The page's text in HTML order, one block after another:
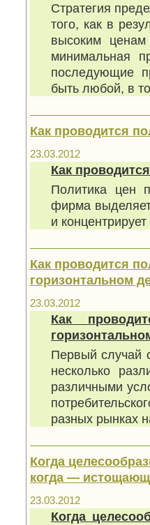
Стратегия
того, как в
высоким ценам
минимальная
последующие
быть любой, в
Как проводится
23.03.2012
Как
Политика цен
фирма
и
Как проводится
горизонтальном
23.03.2012
Как
Первый случай
несколько
различными
разных рынках
Когда
когда —
23.03.2012
Когда